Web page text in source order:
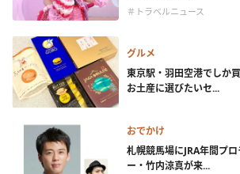
＃トラベルニュース
グルメ
東京駅・羽田空港でしか
お土産に選びたいセ...
おでかけ
札幌競馬場にJRA年間プ
ー・竹内涼真が来...